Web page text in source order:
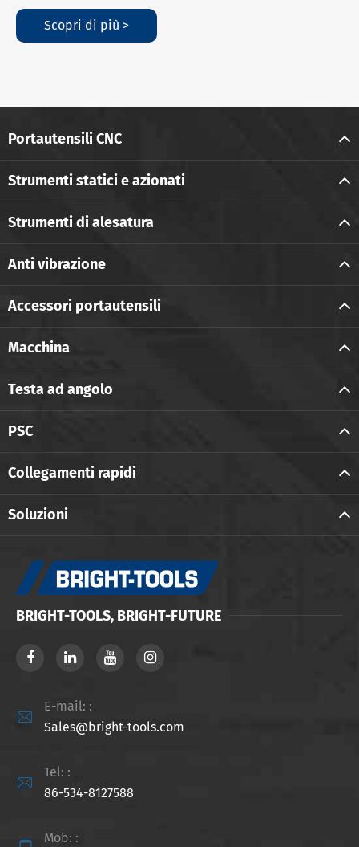
Scopri di più >
Portautensili CNC
Strumenti statici e azionati
Strumenti di alesatura
Anti vibrazione
Accessori portautensili
Macchina
Testa ad angolo
PSC
Collegamenti rapidi
Soluzioni
BRIGHT-TOOLS, BRIGHT-FUTURE

E-mail: :
Sales@bright-tools.com

Tel: :
86-534-8127588
Mob: :